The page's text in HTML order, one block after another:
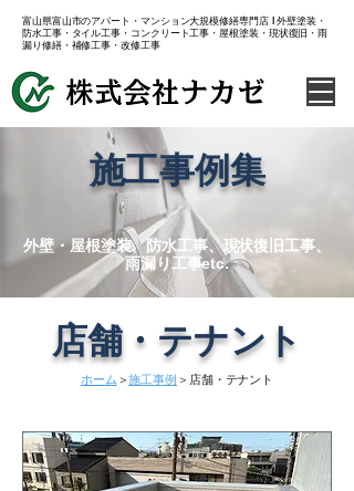
​富山県富山市のアパート・マンション大規模修繕専門店 l 外壁塗装・
防水工事・タイル工事・コンクリート工事・屋根塗装・現状復旧・雨
漏り修繕・補修工事・改修工事
​施工事例集
​外壁・屋根塗装、防水工事、現状復旧工事、
雨漏り工事etc.
​店舗・テナント
​ホーム ＞施工事例 ＞店舗・テナント